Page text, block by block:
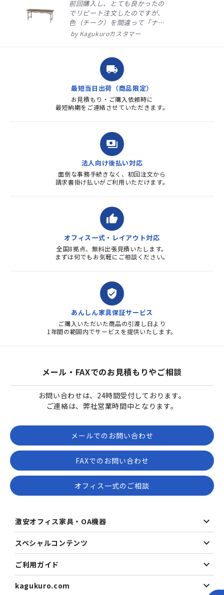
前回購入し、とても良かったの
でリピート注文したのですが、
色（チーク）を間違って「ナチ
ュラル」としてしまいました。
ました。商品到着も早く、品
質・使いやすさで満足していま
す。また、リピートするときは
よろしくお...
Kagukuroカスタマー
local_shipping
最短当日出荷（商品限定）
お見積もり・ご購入依頼時に
最短納期をご連絡させていただきます。
payments
法人向け後払い対応
面倒な事務手続きなく、初回注文から
請求書掛け払いがご利用いただけます。
thumb_up
オフィス一式・レイアウト対応
全国8拠点、無料出張見積いたします。
まずは何でもお気軽にご相談ください。
verified_user
あんしん家具保証サービス
ご購入いただいた商品の引渡し日より
1年間の範囲内でサービスを提供いたします。
メール・FAXでのお見積もりやご相談
お問い合わせは、24時間受付しております。
ご連絡は、弊社営業時間中となります。
メールでのお問い合わせ
FAXでのお問い合わせ
オフィス一式のご相談
激安オフィス家具・OA機器
スペシャルコンテンツ
ご利用ガイド
kagukuro.com